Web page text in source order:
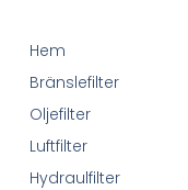
Hem
Bränslefilter
Oljefilter
Luftfilter
Hydraulfilter